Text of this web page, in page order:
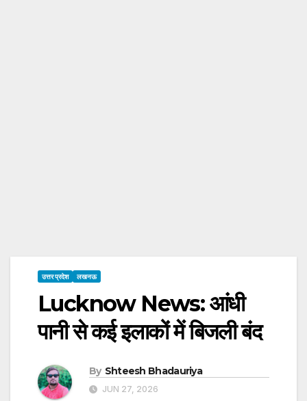
उत्तर प्रदेश लखनऊ
Lucknow News: आंधी
पानी से कई इलाकों में बिजली बंद
By Shteesh Bhadauriya
JUN 27, 2026